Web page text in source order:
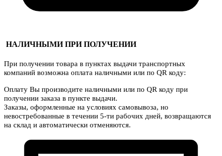
НАЛИЧНЫМИ ПРИ ПОЛУЧЕНИИ
При получении товара в пунктах выдачи транспортных
компаний возможна оплата наличными или по QR коду:
Оплату Вы производите наличными или по QR коду при
получении заказа в пункте выдачи.
Заказы, оформленные на условиях самовывоза, но
невостребованные в течении 5-ти рабочих дней, возвращаются
на склад и автоматически отменяются.